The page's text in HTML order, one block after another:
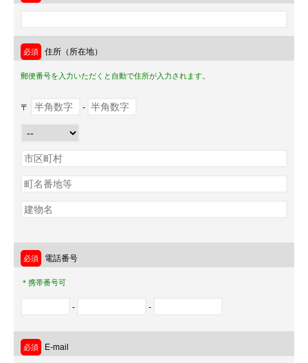
住所（所在地）
郵便番号を入力いただくと自動で住所が入力されます。
〒 -
電話番号
＊携帯番号可
- -
E-mail